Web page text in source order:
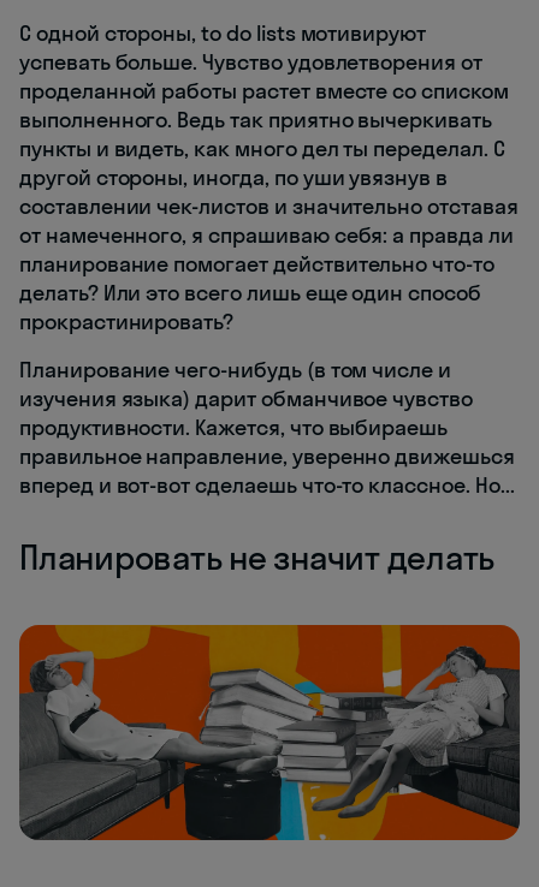
С одной стороны, to do lists мотивируют
успевать больше. Чувство удовлетворения от
проделанной работы растет вместе со списком
выполненного. Ведь так приятно вычеркивать
пункты и видеть, как много дел ты переделал. С
другой стороны, иногда, по уши увязнув в
составлении чек-листов и значительно отставая
от намеченного, я спрашиваю себя: а правда ли
планирование помогает действительно что-то
делать? Или это всего лишь еще один способ
прокрастинировать?
Планирование чего-нибудь (в том числе и
изучения языка) дарит обманчивое чувство
продуктивности. Кажется, что выбираешь
правильное направление, уверенно движешься
вперед и вот-вот сделаешь что-то классное. Но...
Планировать не значит делать